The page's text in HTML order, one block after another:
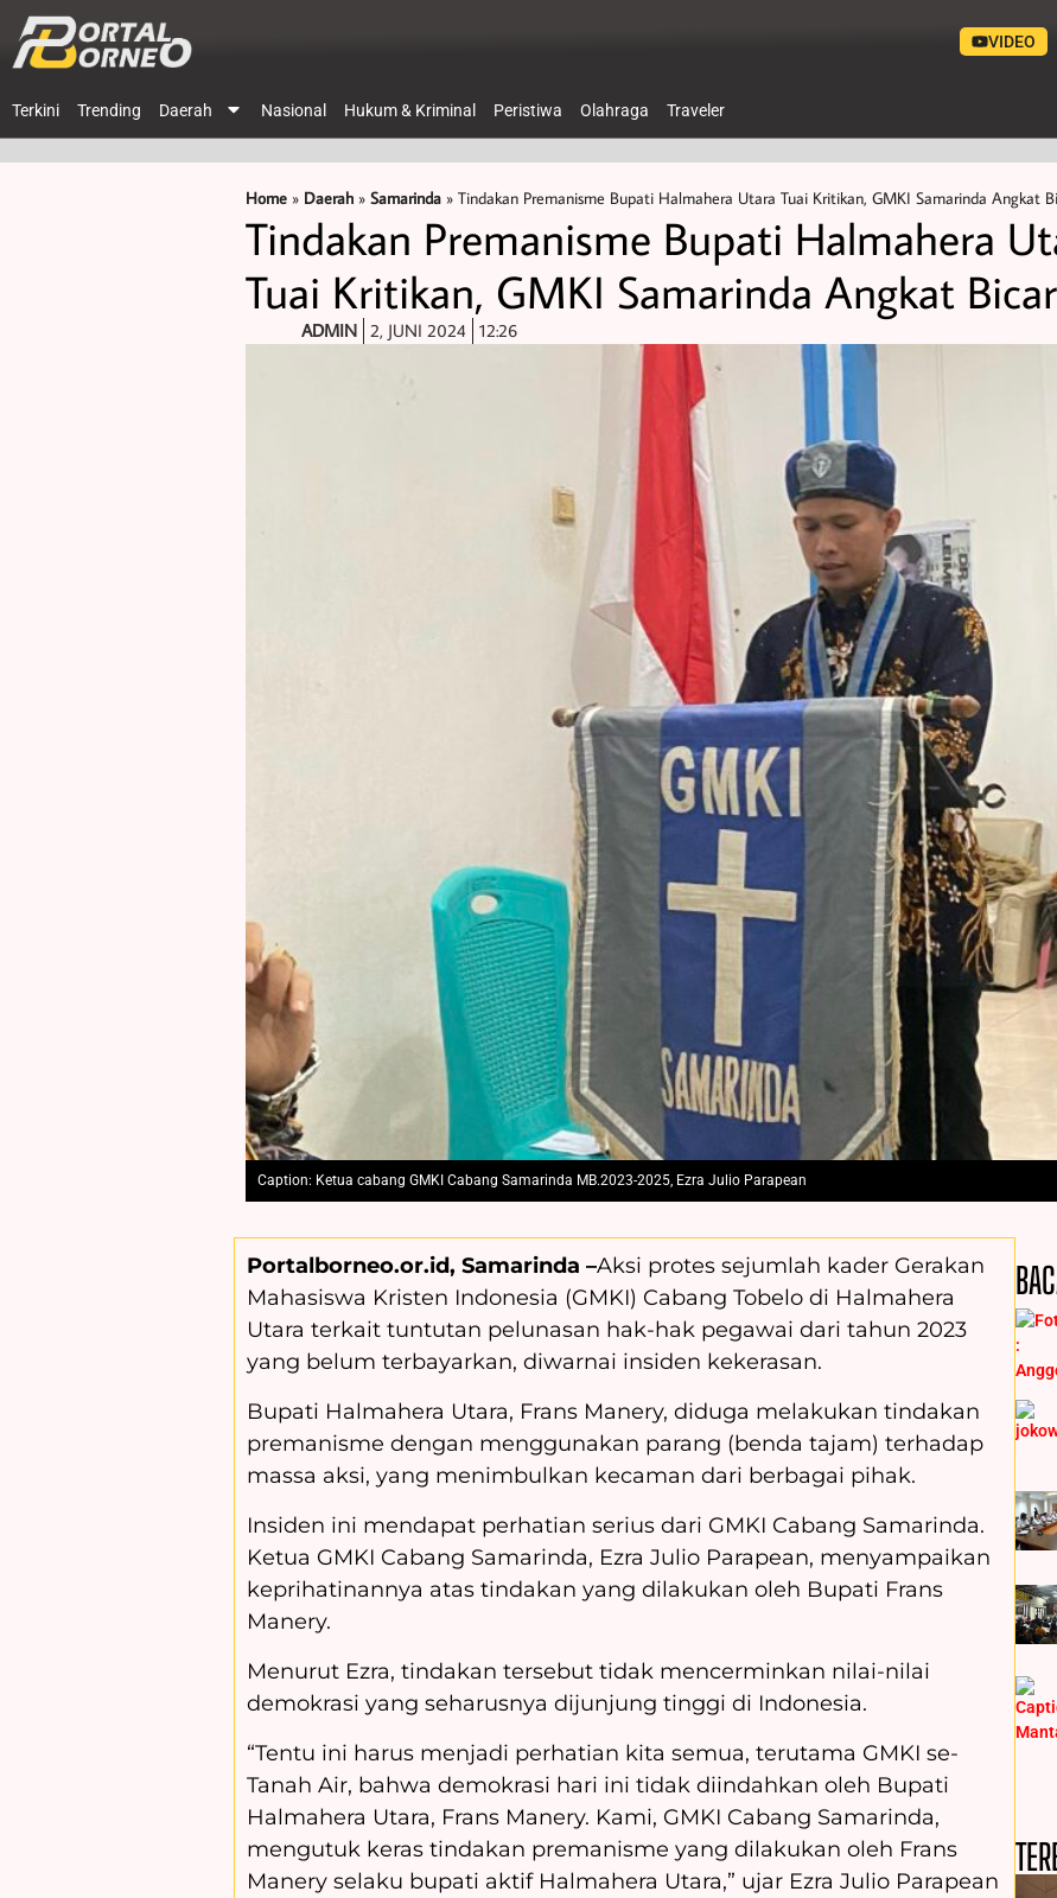
VIDEO
Terkini Trending Daerah Nasional Hukum & Kriminal Peristiwa Olahraga Traveler
Home » Daerah » Samarinda » Tindakan Premanisme Bupati Halmahera Utara Tuai Kritikan, GMKI Samarinda Angkat
Tindakan Premanisme Bupati Halmahera
Tuai Kritikan, GMKI Samarinda Angkat
ADMIN 2, JUNI 2024 12:26
Caption: Ketua cabang GMKI Cabang Samarinda MB.2023-2025, Ezra Julio Parapean
Portalborneo.or.id, Samarinda –Aksi protes sejumlah kader Gerakan
Mahasiswa Kristen Indonesia (GMKI) Cabang Tobelo di Halmahera
Utara terkait tuntutan pelunasan hak-hak pegawai dari tahun 2023
yang belum terbayarkan, diwarnai insiden kekerasan.
Bupati Halmahera Utara, Frans Manery, diduga melakukan tindakan
premanisme dengan menggunakan parang (benda tajam) terhadap
massa aksi, yang menimbulkan kecaman dari berbagai pihak.
Insiden ini mendapat perhatian serius dari GMKI Cabang Samarinda.
Ketua GMKI Cabang Samarinda, Ezra Julio Parapean, menyampaikan
keprihatinannya atas tindakan yang dilakukan oleh Bupati Frans
Manery.
Menurut Ezra, tindakan tersebut tidak mencerminkan nilai-nilai
demokrasi yang seharusnya dijunjung tinggi di Indonesia.
“Tentu ini harus menjadi perhatian kita semua, terutama GMKI se-
Tanah Air, bahwa demokrasi hari ini tidak diindahkan oleh Bupati
Halmahera Utara, Frans Manery. Kami, GMKI Cabang Samarinda,
mengutuk keras tindakan premanisme yang dilakukan oleh Frans
Manery selaku bupati aktif Halmahera Utara,” ujar Ezra Julio Parapean